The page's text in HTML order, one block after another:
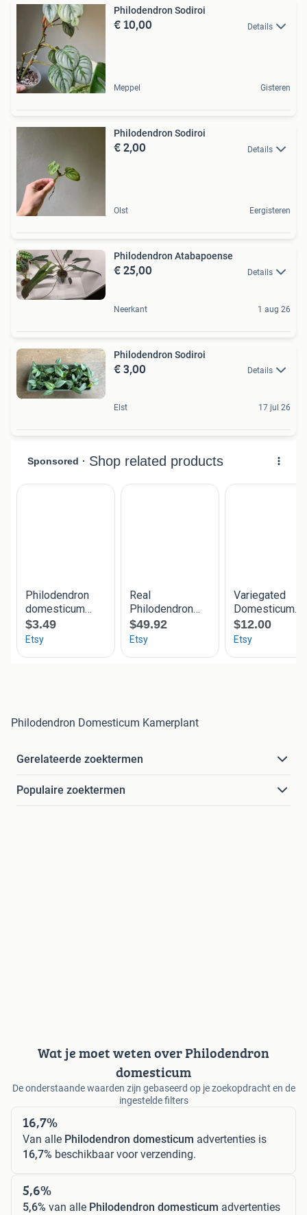
Philodendron Sodiroi
€ 10,00 Details
Meppel Gisteren
Philodendron Sodiroi
€ 2,00 Details
Olst Eergisteren
Philodendron Atabapoense
€ 25,00 Details
Neerkant 1 aug 26
Philodendron Sodiroi
€ 3,00 Details
Elst 17 jul 26
Philodendron Domesticum Kamerplant
Gerelateerde zoektermen
Populaire zoektermen
Wat je moet weten over Philodendron
domesticum
De onderstaande waarden zijn gebaseerd op je zoekopdracht en de
ingestelde filters
16,7%
Van alle Philodendron domesticum advertenties is
16,7% beschikbaar voor verzending.
5,6%
5,6% van alle Philodendron domesticum advertenties